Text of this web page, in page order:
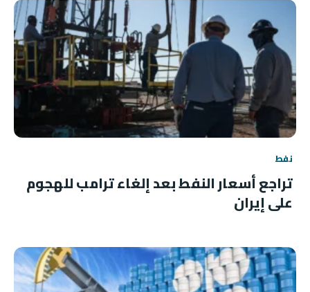
نفط
تراجع أسعار النفط بعد إلغاء ترامب للهجوم
على إيران